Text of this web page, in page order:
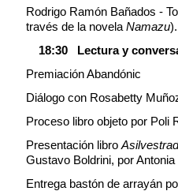
Rodrigo Ramón Bañados -
través de la novela Namazu).
18:30
Lectura y
Premiación Abandónic
Diálogo con Rosabetty
Proceso libro objeto por Poli
Presentación libro
Gustavo Boldrini, por Antonia
Entrega bastón de arrayán